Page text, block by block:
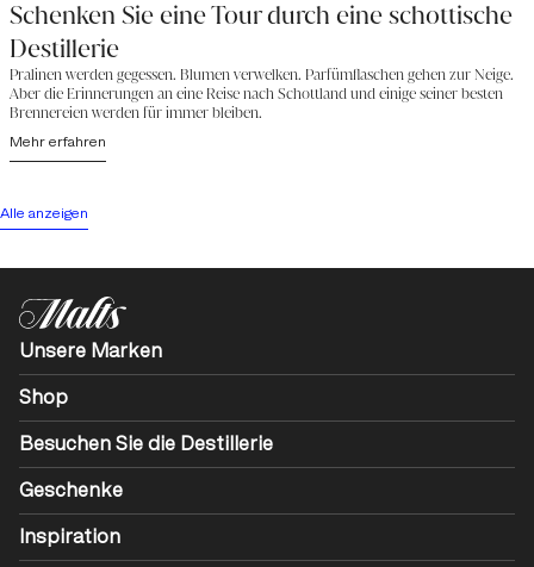
Schenken Sie eine Tour durch eine schottische
Destillerie
Pralinen werden gegessen. Blumen verwelken. Parfümflaschen gehen zur Neige.
Aber die Erinnerungen an eine Reise nach Schottland und einige seiner besten
Brennereien werden für immer bleiben.
Mehr erfahren
Alle anzeigen
Unsere Marken
Shop
Besuchen Sie die Destillerie
Geschenke
Inspiration